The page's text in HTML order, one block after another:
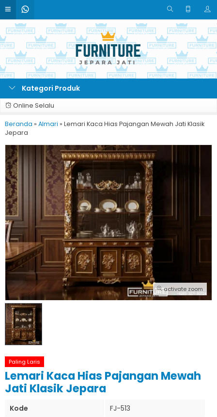
Kategori Produk
Online Selalu
Beranda » Almari » Lemari Kaca Hias Pajangan Mewah Jati Klasik
Jepara
activate zoom
Paling Laris
Lemari Kaca Hias Pajangan Mewah
Jati Klasik Jepara
Kode
FJ-513